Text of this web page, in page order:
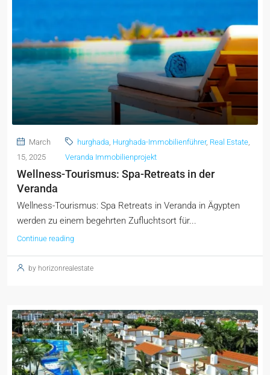
March
15, 2025
hurghada Hurghada-Immobilienführer, Real Estate
Veranda Immobilienprojekt
Wellness-Tourismus: Spa-Retreats in der
Veranda
Wellness-Tourismus: Spa Retreats in Veranda in Ägypten
werden zu einem begehrten Zufluchtsort für...
Continue reading
by horizonrealestate